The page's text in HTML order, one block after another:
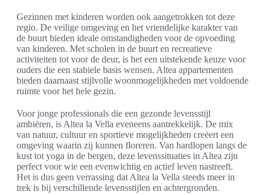
Gezinnen met kinderen worden ook aangetrokken tot deze
regio. De veilige omgeving en het vriendelijke karakter van
de buurt bieden ideale omstandigheden voor de opvoeding
van kinderen. Met scholen in de buurt en recreatieve
activiteiten tot voor de deur, is het een uitstekende keuze voor
ouders die een stabiele basis wensen. Altea appartementen
bieden daarnaast stijlvolle woonmogelijkheden met voldoende
ruimte voor het hele gezin.
Voor jonge professionals die een gezonde levensstijl
ambiëren, is Altea la Vella eveneens aantrekkelijk. De mix
van natuur, cultuur en sportieve mogelijkheden creëert een
omgeving waarin zij kunnen floreren. Van hardlopen langs de
kust tot yoga in de bergen, deze levenssituaties in Altea zijn
perfect voor wie een evenwichtig en actief leven nastreeft.
Het is dus geen verrassing dat Altea la Vella steeds meer in
trek is bij verschillende levensstijlen en achtergronden.